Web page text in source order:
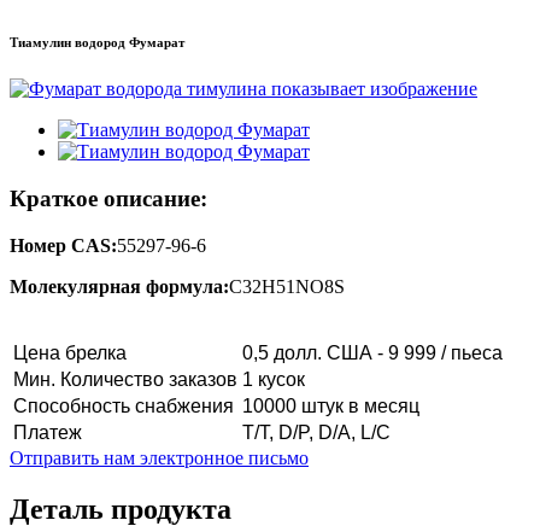
Тиамулин водород Фумарат
Краткое описание:
Номер CAS:55297-96-6
Молекулярная формула:C32H51NO8S
Цена брелка
0,5 долл. США - 9 999 / пьеса
Мин. Количество заказов 1 кусок
Способность снабжения 10000 штук в месяц
Платеж
T/T, D/P, D/A, L/C
Отправить нам электронное письмо
Деталь продукта